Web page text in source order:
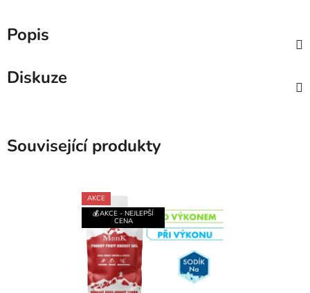
Popis
Diskuze
Související produkty
AKCE
💰AKCE - NEJLEPŠÍ
CENA